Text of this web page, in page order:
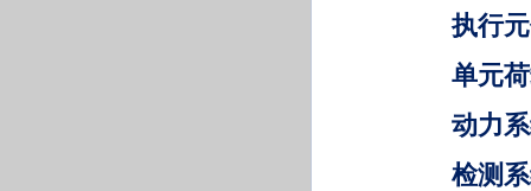
执行
单元
动力
检测